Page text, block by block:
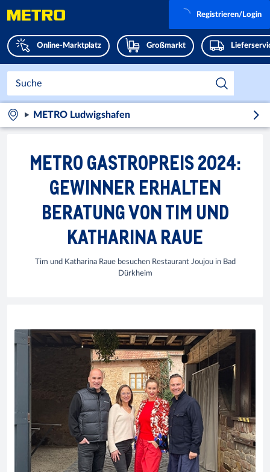
Online-Marktplatz Großmarkt
Registrieren/Login
METRO Ludwigshafen
METRO GASTROPREIS 2024:
GEWINNER ERHALTEN
BERATUNG VON TIM UND
KATHARINA RAUE
Tim und Katharina Raue besuchen Restaurant Joujou in Bad
Dürkheim